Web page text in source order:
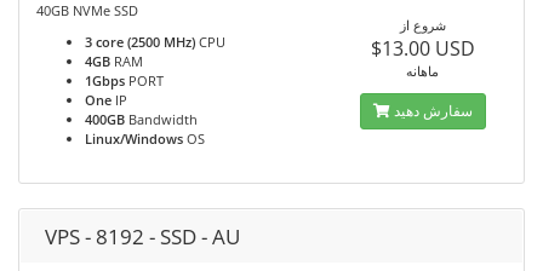
40GB NVMe SSD
3 core (2500 MHz) CPU
4GB RAM
1Gbps PORT
One IP
400GB Bandwidth
Linux/Windows OS
شروع از
$13.00 USD
ماهانه
سفارش دهید
VPS - 8192 - SSD - AU